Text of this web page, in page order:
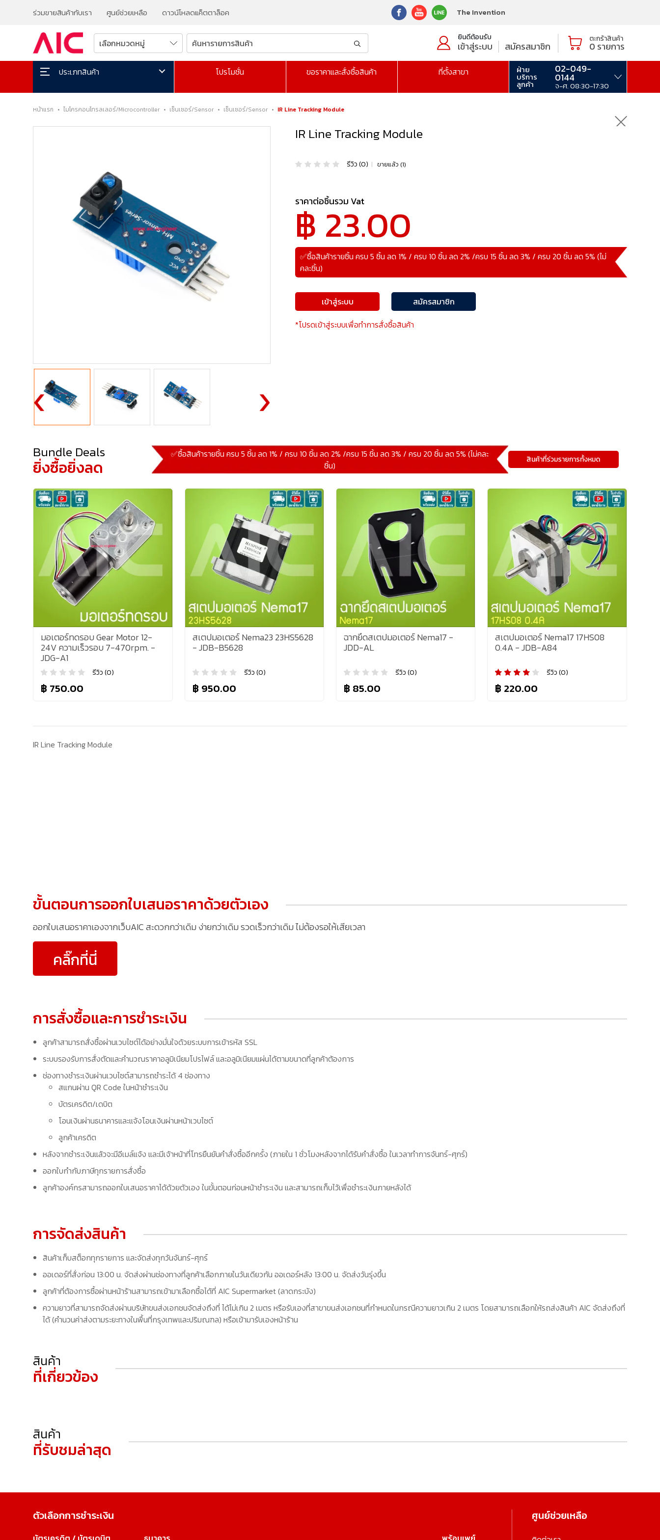
ร่วมขายสินค้ากับเรา ศูนย์ช่วยเหลือ ดาวน์โหลดแค็ตตาล็อค The Invention
ยินดีต้อนรับ
เข้าสู่ระบบ สมัครสมาชิก
ตะกร้าสินค้า
0 รายการ
ประเภทสินค้า โปรโมชั่น ขอราคาและสั่งซื้อสินค้า ที่ตั้งสาขา ฝ่าย
บริการ
ลูกค้า
02-049-
0144
จ-ศ. 08:30-17:30
หน้าแรก • ไมโครคอนโทรลเลอร์/Microcontroller • เซ็นเซอร์/Sensor • เซ็นเซอร์/Sensor • IR Line Tracking Module
IR Line Tracking Module
รีวิว (0) | ขายแล้ว (1)
ราคาต่อชิ้นรวม Vat
฿ 23.00
✅ซื้อสินค้ารายชิ้น ครบ 5 ชิ้น ลด 1% / ครบ 10 ชิ้น ลด 2% /ครบ 15 ชิ้น ลด 3% / ครบ 20 ชิ้น ลด 5% (ไม่
คละชิ้น)
เข้าสู่ระบบ
สมัครสมาชิก
*โปรดเข้าสู่ระบบเพื่อทำการสั่งซื้อสินค้า
Bundle Deals
ยิ่งซื้อยิ่งลด
✅ซื้อสินค้ารายชิ้น ครบ 5 ชิ้น ลด 1% / ครบ 10 ชิ้น ลด 2% /ครบ 15 ชิ้น ลด 3% / ครบ 20 ชิ้น ลด 5% (ไม่คละ
ชิ้น)
สินค้าที่ร่วมรายการทั้งหมด
มอเตอร์ทดรอบ Gear Motor 12-
24V ความเร็วรอบ 7-470rpm. -
JDG-A1
รีวิว (0)
฿ 750.00
สเตปมอเตอร์ Nema23 23HS5628
- JDB-B5628
รีวิว (0)
฿ 950.00
ฉากยึดสเตปมอเตอร์ Nema17 -
JDD-AL
รีวิว (0)
฿ 85.00
สเตปมอเตอร์ Nema17 17HS08
0.4A - JDB-A84
รีวิว (0)
฿ 220.00
IR Line Tracking Module
ขั้นตอนการออกใบเสนอราคาด้วยตัวเอง
ออกใบเสนอราคาเองจากเว็บAIC สะดวกกว่าเดิม ง่ายกว่าเดิม รวดเร็วกว่าเดิม ไม่ต้องรอให้เสียเวลา
คลิ๊กที่นี่
การสั่งซื้อและการชำระเงิน
ลูกค้าสามารถสั่งซื้อผ่านเวบไซต์ได้อย่างมั่นใจด้วยระบบการเข้ารหัส SSL
ระบบรองรับการสั่งตัดและคำนวณราคาอลูมิเนียมโปรไฟล์ และอลูมิเนียมแผ่นได้ตามขนาดที่ลูกค้าต้องการ
ช่องทางชำระเงินผ่านเวบไซต์สามารถชำระได้ 4 ช่องทาง
สแกนผ่าน QR Code ในหน้าชำระเงิน
บัตรเครดิต/เดบิต
โอนเงินผ่านธนาคารและแจ้งโอนเงินผ่านหน้าเวบไซต์
ลูกค้าเครดิต
หลังจากชำระเงินแล้วจะมีอีเมล์แจ้ง และมีเจ้าหน้าที่โทรยืนยันคำสั่งซื้ออีกครั้ง (ภายใน 1 ชั่วโมงหลังจากได้รับคำสั่งซื้อ ในเวลาทำการจันทร์-ศุกร์)
ออกใบกำกับภาษีทุกรายการสั่งซื้อ
ลูกค้าองค์กรสามารถออกใบเสนอราคาได้ด้วยตัวเอง ในขั้นตอนก่อนหน้าชำระเงิน และสามารถเก็บไว้เพื่อชำระเงินภายหลังได้
การจัดส่งสินค้า
สินค้าเก็บสต็อกทุกรายการ และจัดส่งทุกวันจันทร์-ศุกร์
ออเดอร์ที่สั่งก่อน 13:00 น. จัดส่งผ่านช่องทางที่ลูกค้าเลือกภายในวันเดียวกัน ออเดอร์หลัง 13:00 น. จัดส่งวันรุ่งขึ้น
ลูกค้าที่ต้องการซื้อผ่านหน้าร้านสามารถเข้ามาเลือกซื้อได้ที่ AIC Supermarket (ลาดกระบัง)
ความยาวที่สามารถจัดส่งผ่านบริษัทขนส่งเอกชนจัดส่งถึงที่ ได้ไม่เกิน 2 เมตร หรือรับเองที่สาขาขนส่งเอกชนที่กำหนดในกรณีความยาวเกิน 2 เมตร โดยสามารถเลือกให้รถส่งสินค้า AIC จัดส่งถึงที่
ได้ (คำนวนค่าส่งตามระยะทางในพื้นที่กรุงเทพและปริมณฑล) หรือเข้ามารับเองหน้าร้าน
สินค้า
ที่เกี่ยวข้อง
สินค้า
ที่รับชมล่าสุด
ตัวเลือกการชำระเงิน ศูนย์ช่วยเหลือ